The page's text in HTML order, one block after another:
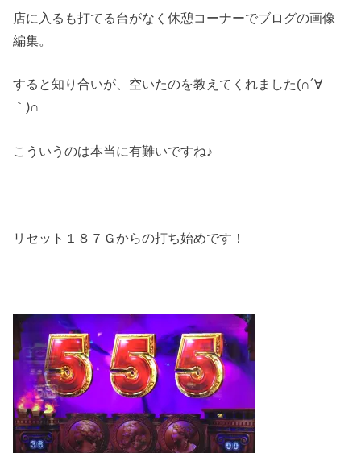
店に入るも打てる台がなく休憩コーナーでブログの画像
編集。
すると知り合いが、空いたのを教えてくれました(∩´∀
｀)∩
こういうのは本当に有難いですね♪
リセット１８７Ｇからの打ち始めです！